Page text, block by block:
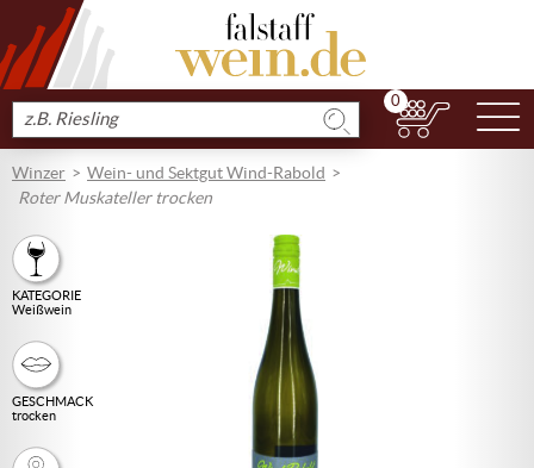
Produkt
suchen
0
Winzer
Wein- und Sektgut Wind-Rabold
Roter Muskateller trocken
KATEGORIE
Weißwein
GESCHMACK
trocken